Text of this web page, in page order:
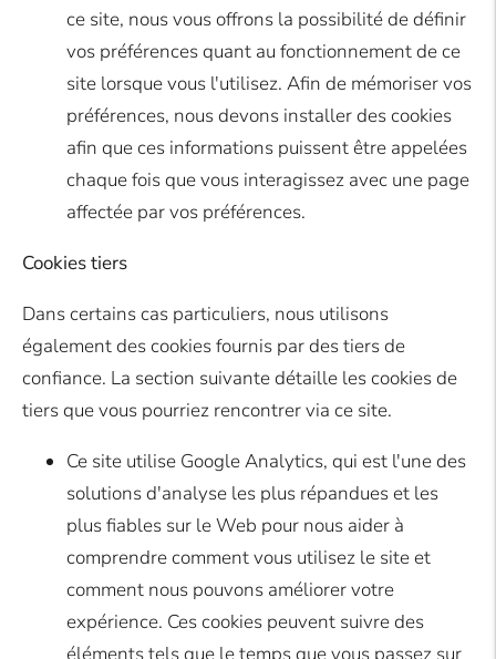
ce site, nous vous offrons la possibilité de définir
vos préférences quant au fonctionnement de ce
site lorsque vous l'utilisez. Afin de mémoriser vos
préférences, nous devons installer des cookies
afin que ces informations puissent être appelées
chaque fois que vous interagissez avec une page
affectée par vos préférences.
Cookies tiers
Dans certains cas particuliers, nous utilisons
également des cookies fournis par des tiers de
confiance. La section suivante détaille les cookies de
tiers que vous pourriez rencontrer via ce site.
Ce site utilise Google Analytics, qui est l'une des
solutions d'analyse les plus répandues et les
plus fiables sur le Web pour nous aider à
comprendre comment vous utilisez le site et
comment nous pouvons améliorer votre
expérience. Ces cookies peuvent suivre des
éléments tels que le temps que vous passez sur